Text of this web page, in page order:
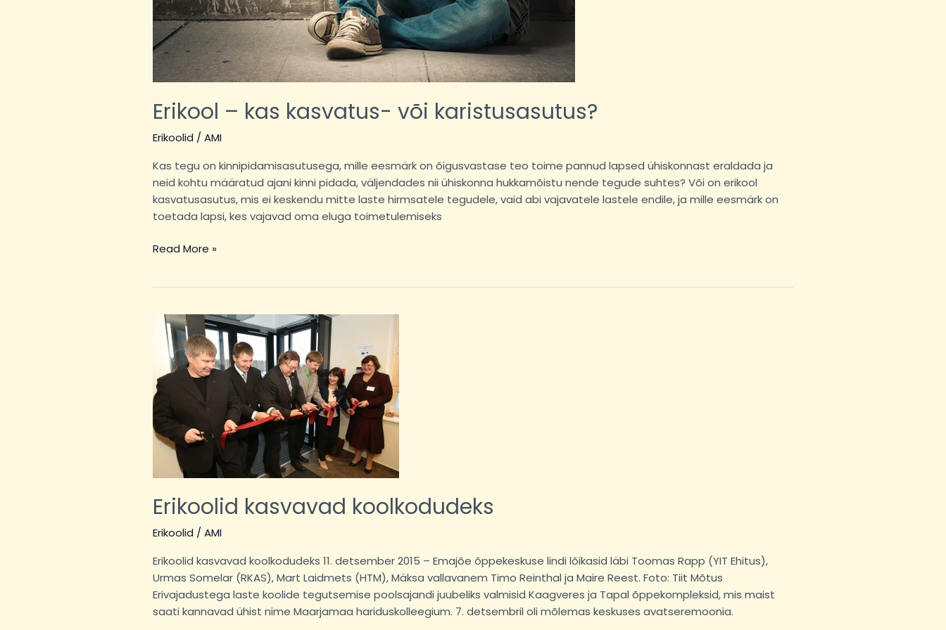
Erikool – kas kasvatus- või karistusasutus?
Erikoolid /AMI
Kas tegu on kinnipidamisasutusega, mille eesmärk on õigusvastase teo toime pannud lapsed ühiskonnast eraldada ja
neid kohtu määratud ajani kinni pidada, väljendades nii ühiskonna hukkamõistu nende tegude suhtes? Või on erikool
kasvatusasutus, mis ei keskendu mitte laste hirmsatele tegudele, vaid abi vajavatele lastele endile, ja mille eesmärk on
toetada lapsi, kes vajavad oma eluga toimetulemiseks
Read More »
Erikoolid kasvavad koolkodudeks
Erikoolid / AMI
Erikoolid kasvavad koolkodudeks 11. detsember 2015 – Emajõe õppekeskuse lindi lõikasid läbi Toomas Rapp (YIT Ehitus),
Urmas Somelar (RKAS), Mart Laidmets (HTM), Mäksa vallavanem Timo Reinthal ja Maire Reest. Foto: Tiit Mõtus
Erivajadustega laste koolide tegutsemise poolsajandi juubeliks valmisid Kaagveres ja Tapal õppekompleksid, mis maist
saati kannavad ühist nime Maarjamaa haridus­­kolleegium. 7. detsembril oli mõlemas keskuses ava­tseremoonia.
Erikoolid
kasvavad
koolkodudeks